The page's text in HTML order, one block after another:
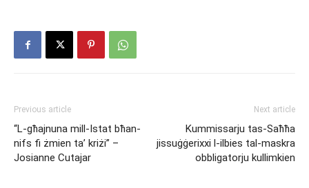
Previous article
“L-għajnuna mill-Istat bħan-
nifs fi żmien ta’ kriżi” –
Josianne Cutajar
Next article
Kummissarju tas-Saħħa
jissuġġerixxi l-ilbies tal-maskra
obbligatorju kullimkien